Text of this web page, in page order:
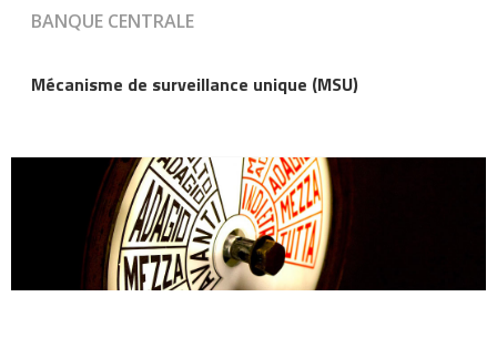
BANQUE CENTRALE
Mécanisme de surveillance unique (MSU)